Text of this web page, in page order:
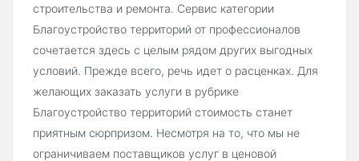
строительства и ремонта. Сервис категории
Благоустройство территорий от профессионалов
сочетается здесь с целым рядом других выгодных
условий. Прежде всего, речь идет о расценках. Для
желающих заказать услуги в рубрике
Благоустройство территорий стоимость станет
приятным сюрпризом. Несмотря на то, что мы не
ограничиваем поставщиков услуг в ценовой